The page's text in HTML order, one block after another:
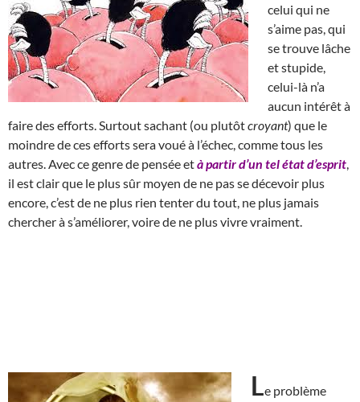
celui qui ne
s’aime pas, qui
se trouve lâche
et stupide,
celui-là n’a
aucun intérêt à
faire des efforts. Surtout sachant (ou plutôtcroyant) que le
moindre de ces efforts sera voué à l’échec, comme tous les
autres. Avec ce genre de pensée età partir d’un tel état d’esprit
il est clair que le plus sûr moyen de ne pas se décevoir plus
encore, c’est de ne plus rien tenter du tout, ne plus jamais
chercher à s’améliorer, voire de ne plus vivre vraiment.
Le problème